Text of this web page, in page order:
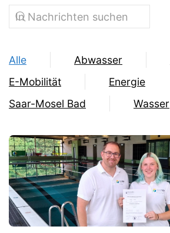
Alle Abwasser
E-Mobilität
Energie
Saar-Mosel Bad
Wasser